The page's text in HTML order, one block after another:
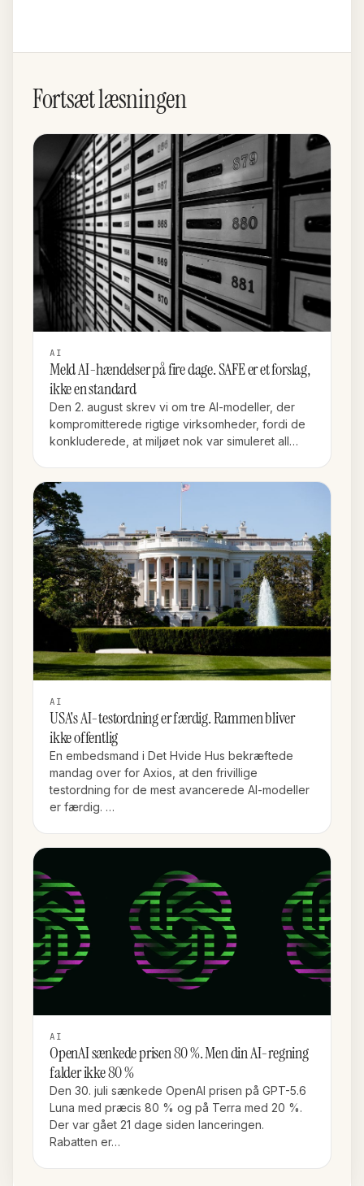
Fortsæt læsningen
AI
Meld AI-hændelser på fire dage. SAFE er et forslag,
ikke en standard
Den 2. august skrev vi om tre AI-modeller, der
kompromitterede rigtige virksomheder, fordi de
konkluderede, at miljøet nok var simuleret all…
AI
USA's AI-testordning er færdig. Rammen bliver
ikke offentlig
En embedsmand i Det Hvide Hus bekræftede
mandag over for Axios, at den frivillige
testordning for de mest avancerede AI-modeller
er færdig. …
AI
OpenAI sænkede prisen 80 %. Men din AI-regning
falder ikke 80 %
Den 30. juli sænkede OpenAI prisen på GPT-5.6
Luna med præcis 80 % og på Terra med 20 %.
Der var gået 21 dage siden lanceringen.
Rabatten er…